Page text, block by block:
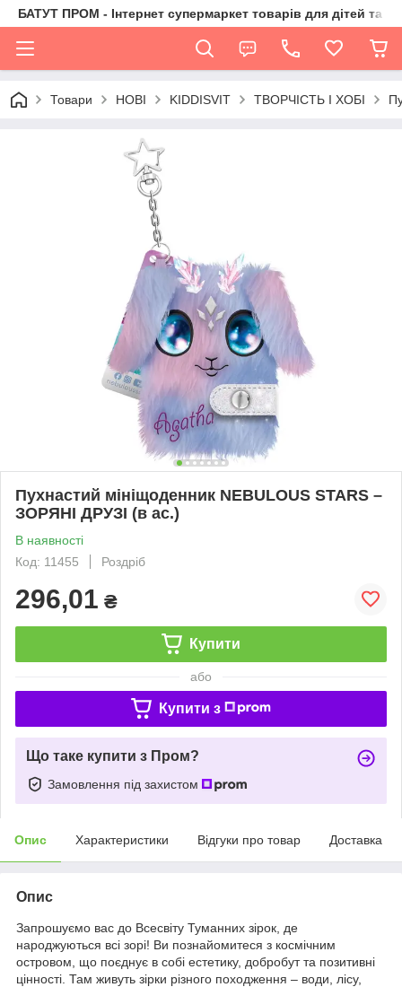
БАТУТ ПРОМ - Інтернет супермаркет товарів для дітей та їх
Товари НОВІ KIDDISVIT ТВОРЧІСТЬ І ХОБІ
Пухнастий мініщоденник NEBULOUS STARS –
ЗОРЯНІ ДРУЗІ (в ас.)
В наявності
Код: 11455
Роздріб
296,01 ₴
Купити
або
Купити з
Що таке купити з Пром?
Замовлення під захистом
Опис Характеристики Відгуки про товар Доставка
Опис
Запрошуємо вас до Всесвіту Туманних зірок, де
народжуються всі зорі! Ви познайомитеся з космічним
островом, що поєднує в собі естетику, добробут та позитивні
цінності. Там живуть зірки різного походження – води, лісу,